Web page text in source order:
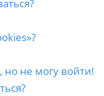
но не могу войти!